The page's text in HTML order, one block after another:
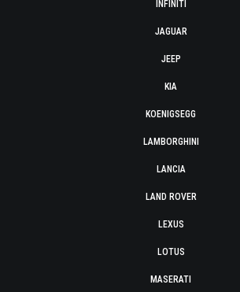
INFINITI
JAGUAR
JEEP
KIA
KOENIGSEGG
LAMBORGHINI
LANCIA
LAND ROVER
LEXUS
LOTUS
MASERATI